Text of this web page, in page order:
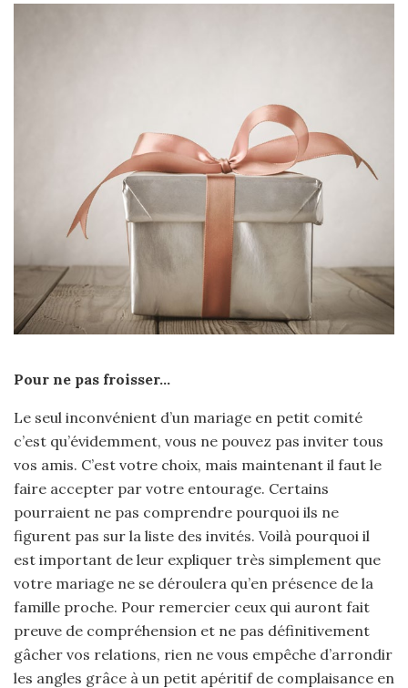
Pour ne pas froisser…
Le seul inconvénient d’un mariage en petit comité
c’est qu’évidemment, vous ne pouvez pas inviter tous
vos amis. C’est votre choix, mais maintenant il faut le
faire accepter par votre entourage. Certains
pourraient ne pas comprendre pourquoi ils ne
figurent pas sur la liste des invités. Voilà pourquoi il
est important de leur expliquer très simplement que
votre mariage ne se déroulera qu’en présence de la
famille proche. Pour remercier ceux qui auront fait
preuve de compréhension et ne pas définitivement
gâcher vos relations, rien ne vous empêche d’arrondir
les angles grâce à un petit apéritif de complaisance en